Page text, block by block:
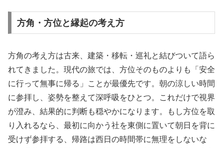
方角・方位と縁起の考え方
方角の考え方は古来、建築・移転・巡礼と結びついて語ら
れてきました。現代の旅では、方位そのものよりも「安全
に行って無事に帰る」ことが最優先です。朝の涼しい時間
に参拝し、姿勢を整えて深呼吸をひとつ。これだけで視界
が澄み、結果的に判断も穏やかになります。もし方位を取
り入れるなら、最初に向かう社を東側に置いて朝日を背に
受けず参拝する、帰路は西日の時間帯に無理をしないな